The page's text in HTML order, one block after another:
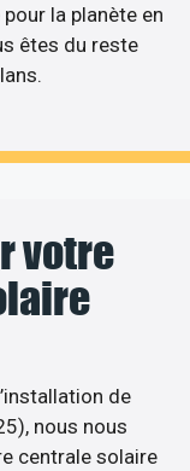
la planète en
êtes du reste
votre
de
nous nous
centrale solaire